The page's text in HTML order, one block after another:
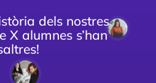
dels nostres
X alumnes s’han